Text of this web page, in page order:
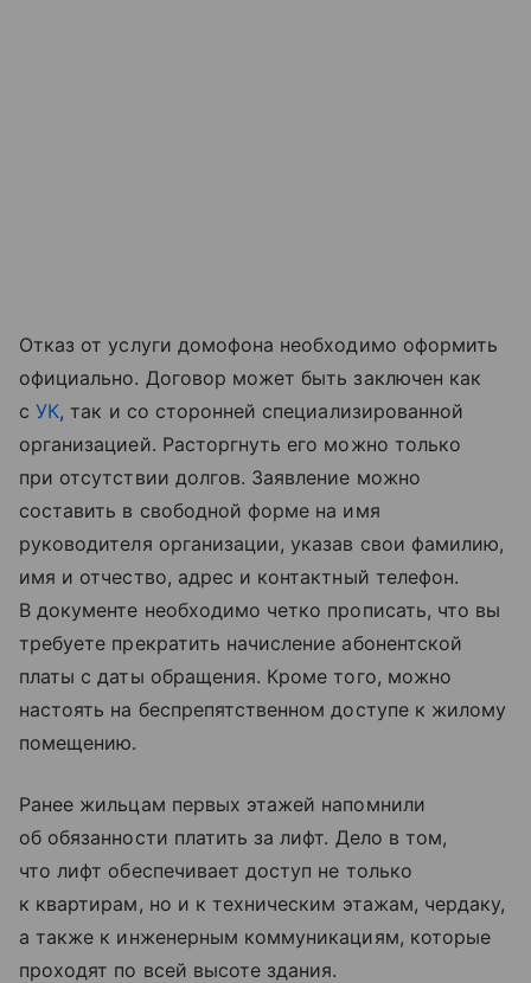
Отказ от услуги домофона необходимо оформить
официально. Договор может быть заключен как
сУК, так и со сторонней специализированной
организацией. Расторгнуть его можно только
при отсутствии долгов. Заявление можно
составить в свободной форме на имя
руководителя организации, указав свои фамилию,
имя и отчество, адрес и контактный телефон.
В документе необходимо четко прописать, что вы
требуете прекратить начисление абонентской
платы с даты обращения. Кроме того, можно
настоять на беспрепятственном доступе к жилому
помещению.
Ранее жильцам первых этажей напомнили
об обязанности платить за лифт. Дело в том,
что лифт обеспечивает доступ не только
к квартирам, но и к техническим этажам, чердаку,
а также к инженерным коммуникациям, которые
проходят по всей высоте здания.